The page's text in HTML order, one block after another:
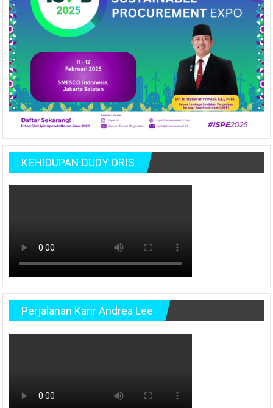
KEHIDUPAN DUDY ORIS
Perjalanan Karir Andrea Lee